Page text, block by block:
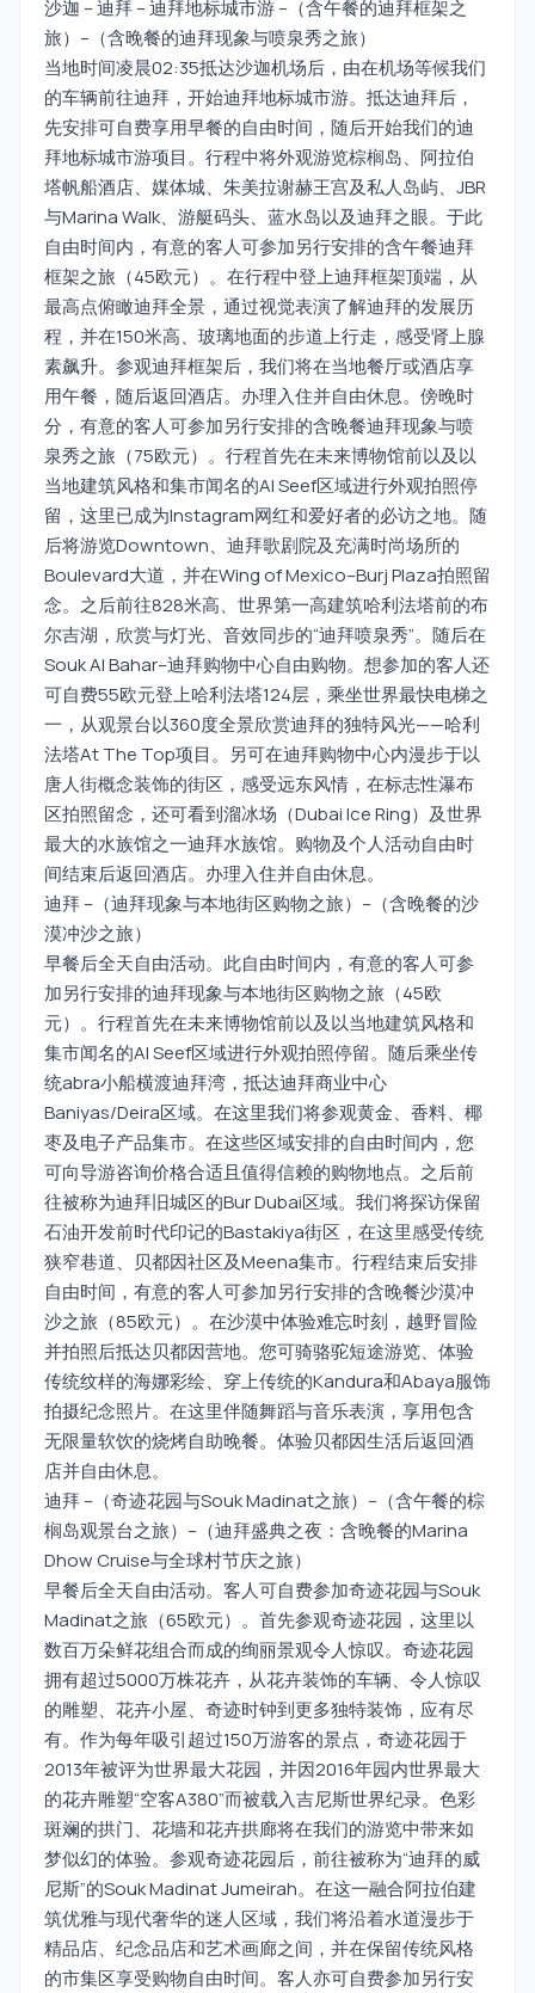
沙迦 – 迪拜 – 迪拜地标城市游 –（含午餐的迪拜框架之
旅）–（含晚餐的迪拜现象与喷泉秀之旅）
当地时间凌晨02:35抵达沙迦机场后，由在机场等候我们
的车辆前往迪拜，开始迪拜地标城市游。抵达迪拜后，
先安排可自费享用早餐的自由时间，随后开始我们的迪
拜地标城市游项目。行程中将外观游览棕榈岛、阿拉伯
塔帆船酒店、媒体城、朱美拉谢赫王宫及私人岛屿、JBR
与Marina Walk、游艇码头、蓝水岛以及迪拜之眼。于此
自由时间内，有意的客人可参加另行安排的含午餐迪拜
框架之旅（45欧元）。在行程中登上迪拜框架顶端，从
最高点俯瞰迪拜全景，通过视觉表演了解迪拜的发展历
程，并在150米高、玻璃地面的步道上行走，感受肾上腺
素飙升。参观迪拜框架后，我们将在当地餐厅或酒店享
用午餐，随后返回酒店。办理入住并自由休息。傍晚时
分，有意的客人可参加另行安排的含晚餐迪拜现象与喷
泉秀之旅（75欧元）。行程首先在未来博物馆前以及以
当地建筑风格和集市闻名的Al Seef区域进行外观拍照停
留，这里已成为Instagram网红和爱好者的必访之地。随
后将游览Downtown、迪拜歌剧院及充满时尚场所的
Boulevard大道，并在Wing of Mexico–Burj Plaza拍照留
念。之后前往828米高、世界第一高建筑哈利法塔前的布
尔吉湖，欣赏与灯光、音效同步的“迪拜喷泉秀”。随后在
Souk Al Bahar–迪拜购物中心自由购物。想参加的客人还
可自费55欧元登上哈利法塔124层，乘坐世界最快电梯之
一，从观景台以360度全景欣赏迪拜的独特风光——哈利
法塔At The Top项目。另可在迪拜购物中心内漫步于以
唐人街概念装饰的街区，感受远东风情，在标志性瀑布
区拍照留念，还可看到溜冰场（Dubai Ice Ring）及世界
最大的水族馆之一迪拜水族馆。购物及个人活动自由时
间结束后返回酒店。办理入住并自由休息。
迪拜 –（迪拜现象与本地街区购物之旅）–（含晚餐的沙
漠冲沙之旅）
早餐后全天自由活动。此自由时间内，有意的客人可参
加另行安排的迪拜现象与本地街区购物之旅（45欧
元）。行程首先在未来博物馆前以及以当地建筑风格和
集市闻名的Al Seef区域进行外观拍照停留。随后乘坐传
统abra小船横渡迪拜湾，抵达迪拜商业中心
Baniyas/Deira区域。在这里我们将参观黄金、香料、椰
枣及电子产品集市。在这些区域安排的自由时间内，您
可向导游咨询价格合适且值得信赖的购物地点。之后前
往被称为迪拜旧城区的Bur Dubai区域。我们将探访保留
石油开发前时代印记的Bastakiya街区，在这里感受传统
狭窄巷道、贝都因社区及Meena集市。行程结束后安排
自由时间，有意的客人可参加另行安排的含晚餐沙漠冲
沙之旅（85欧元）。在沙漠中体验难忘时刻，越野冒险
并拍照后抵达贝都因营地。您可骑骆驼短途游览、体验
传统纹样的海娜彩绘、穿上传统的Kandura和Abaya服饰
拍摄纪念照片。在这里伴随舞蹈与音乐表演，享用包含
无限量软饮的烧烤自助晚餐。体验贝都因生活后返回酒
店并自由休息。
迪拜 –（奇迹花园与Souk Madinat之旅）–（含午餐的棕
榈岛观景台之旅）–（迪拜盛典之夜：含晚餐的Marina
Dhow Cruise与全球村节庆之旅）
早餐后全天自由活动。客人可自费参加奇迹花园与Souk
Madinat之旅（65欧元）。首先参观奇迹花园，这里以
数百万朵鲜花组合而成的绚丽景观令人惊叹。奇迹花园
拥有超过5000万株花卉，从花卉装饰的车辆、令人惊叹
的雕塑、花卉小屋、奇迹时钟到更多独特装饰，应有尽
有。作为每年吸引超过150万游客的景点，奇迹花园于
2013年被评为世界最大花园，并因2016年园内世界最大
的花卉雕塑“空客A380”而被载入吉尼斯世界纪录。色彩
斑斓的拱门、花墙和花卉拱廊将在我们的游览中带来如
梦似幻的体验。参观奇迹花园后，前往被称为“迪拜的威
尼斯”的Souk Madinat Jumeirah。在这一融合阿拉伯建
筑优雅与现代奢华的迷人区域，我们将沿着水道漫步于
精品店、纪念品店和艺术画廊之间，并在保留传统风格
的市集区享受购物自由时间。客人亦可自费参加另行安